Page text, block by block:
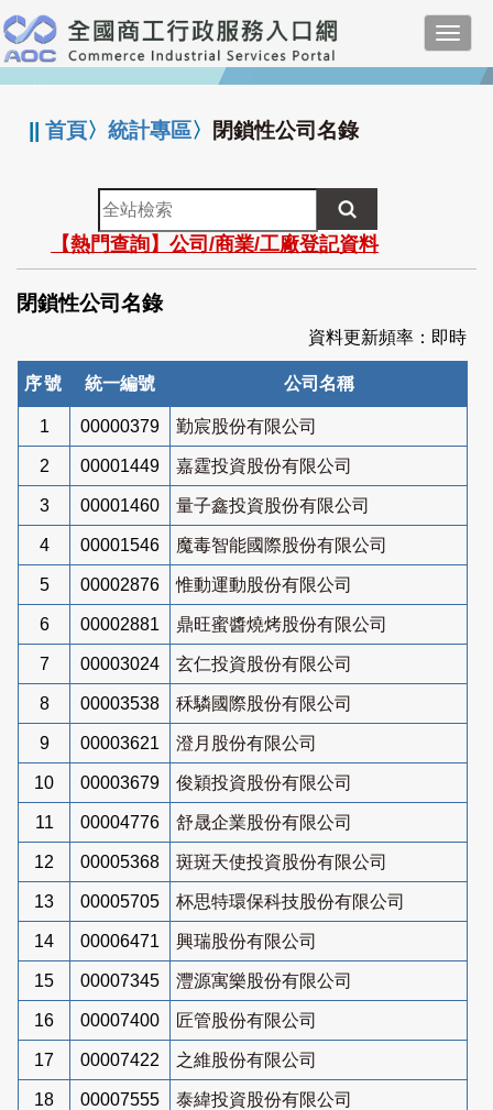
跳
到
主
要
:::
||首頁〉統計專區〉 閉鎖性公司名錄
全
站
檢
索
【熱門查詢】公司/商業/工廠登記資料
閉鎖性公司名錄
資料更新頻率：即時
序號 統一編號 公司名稱
1 00000379 勤宸股份有限公司
2 00001449 嘉霆投資股份有限公司
3 00001460 量子鑫投資股份有限公司
4 00001546 魔毒智能國際股份有限公司
5 00002876 惟動運動股份有限公司
6 00002881 鼎旺蜜醬燒烤股份有限公司
7 00003024 玄仁投資股份有限公司
8 00003538 秝驎國際股份有限公司
9 00003621 澄月股份有限公司
10 00003679 俊穎投資股份有限公司
11 00004776 舒晟企業股份有限公司
12 00005368 斑斑天使投資股份有限公司
13 00005705 杯思特環保科技股份有限公司
14 00006471 興瑞股份有限公司
15 00007345 灃源寓樂股份有限公司
16 00007400 匠管股份有限公司
17 00007422 之維股份有限公司
18 00007555 泰緯投資股份有限公司